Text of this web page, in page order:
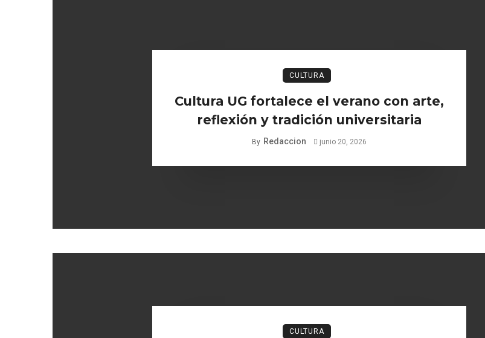
CULTURA
Cultura UG fortalece el verano con arte,
reflexión y tradición universitaria
By Redaccion junio 20, 2026
CULTURA